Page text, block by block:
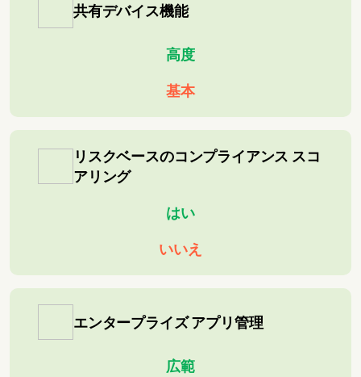
共有デバイス機能
高度
基本
リスクベースのコンプライアンス スコ
アリング
はい
いいえ
エンタープライズ アプリ管理
広範